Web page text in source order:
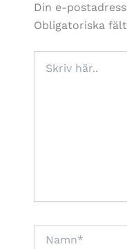
Din e-
Obligatoriska
här..